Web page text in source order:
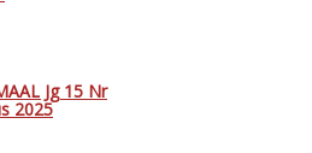
Jg 15 Nr
2025